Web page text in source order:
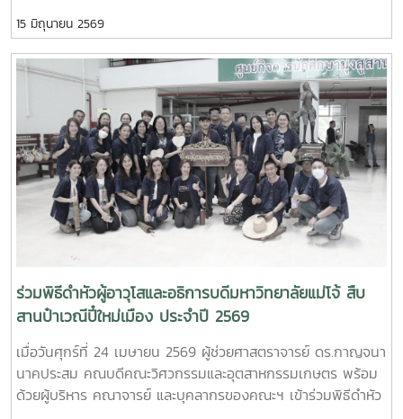
วิทยาศาสตร์การอาหาร หลักสูตรระดับบัณฑิตศึกษา และคณะ
พยาบาลศาสตร์ ร่วมให้การต้อนรับ Professor Ken’ichi Yano
ศาสตราจารย์สาขาวิชาวิศวกรรมเครื่องกล และผู้ช่วยอธิการบดี
ด้านการพัฒนานักวิจัยรุ่นใหม่ จาก Mie University ประเทศ
ญี่ปุ่น ในโอกาสเดินทางมาเยี่ยมชมคณะฯ และหารือแนวทางความ
ร่วมมือทางวิชาการ ณ คณะวิศวกรรมและอุตสาหกรรมเกษตร
มหาวิทยาลัยแม่โจ้ในการนี้ ได้มีการนำเสนอวีดิทัศน์แนะนำ
มหาวิทยาลัยและคณะฯ พร้อมแลกเปลี่ยนแนวทางการสร้างความ
ร่วมมือด้านวิชาการ การวิจัย และการแลกเปลี่ยนนักศึกษาในระดับ
ปริญญาตรีและบัณฑิตศึกษา ระหว่างสองสถาบันProfessor
Ken’ichi Yano ได้นำเสนอผลงานวิจัยในหัวข้อ “Medical,
Engineering, Welfare Robots and Nursing Care Systems”
ซึ่งเกี่ยวข้องกับเทคโนโลยีหุ่นยนต์เพื่อการแพทย์ การดูแลผู้สูงอายุ
ออกแบบและพัฒนาหุ่นยนต์สำหรับภารกิจเฉพาะ เช่น การเกษตร
การช่วยเหลือผู้ประสบภัยและงานเสี่ยงอันตรายอื่นๆนอกจากนี้ ผู้
แทนจากหลักสูตรวิศวกรรมเกษตร วิศวกรรมอาหาร สาขาวิชา
15 มิถุนายน 2569
ร่วมพิธีดำหัวผู้อาวุโสและอธิการบดีมหาวิทยาลัยแม่โจ้ สืบ
สานป๋าเวณีปี๋ใหม่เมือง ประจำปี 2569
เมื่อวันศุกร์ที่ 24 เมษายน 2569 ผู้ช่วยศาสตราจารย์ ดร.กาญจนา
นาคประสม คณบดีคณะวิศวกรรมและอุตสาหกรรมเกษตร พร้อม
ด้วยผู้บริหาร คณาจารย์ และบุคลากรของคณะฯ เข้าร่วมพิธีดำหัว